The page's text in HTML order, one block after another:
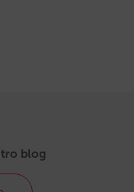
blog